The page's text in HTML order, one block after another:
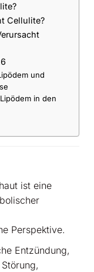
Cellulite?
und
in den
ist eine
Perspektive.
Entzündung,